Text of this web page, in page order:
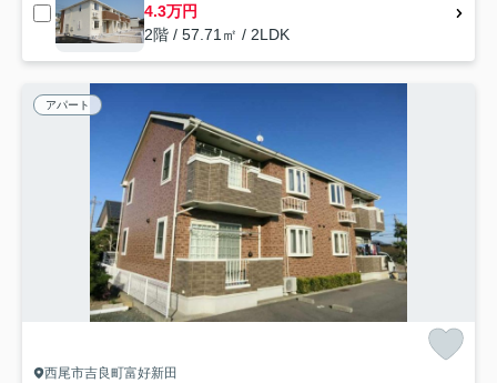
4.3万円
2階 / 57.71㎡ / 2LDK
アパート
西尾市吉良町富好新田